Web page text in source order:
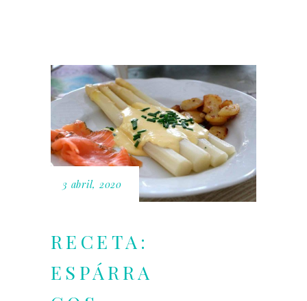
3 abril, 2020
RECETA:
ESPÁRRA